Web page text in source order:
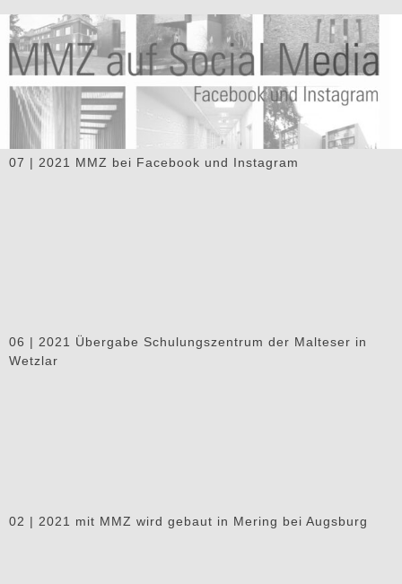
07 | 2021 MMZ bei Facebook und Instagram
06 | 2021 Übergabe Schulungszentrum der Malteser in
Wetzlar
02 | 2021 mit MMZ wird gebaut in Mering bei Augsburg